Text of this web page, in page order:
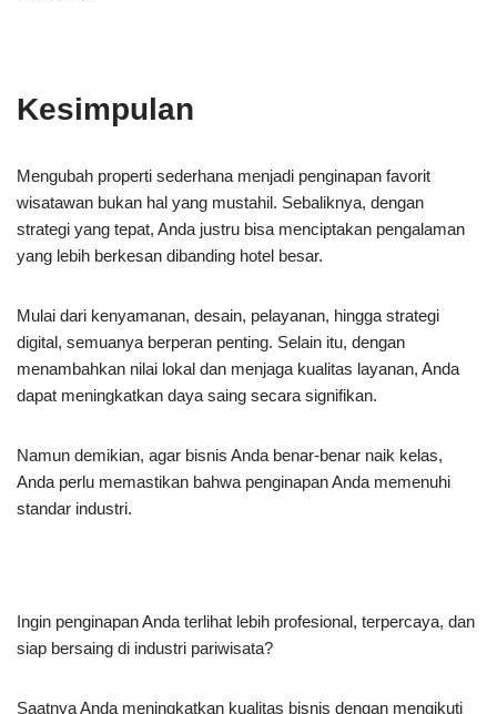
Kesimpulan
Mengubah properti sederhana menjadi penginapan favorit
wisatawan bukan hal yang mustahil. Sebaliknya, dengan
strategi yang tepat, Anda justru bisa menciptakan pengalaman
yang lebih berkesan dibanding hotel besar.
Mulai dari kenyamanan, desain, pelayanan, hingga strategi
digital, semuanya berperan penting. Selain itu, dengan
menambahkan nilai lokal dan menjaga kualitas layanan, Anda
dapat meningkatkan daya saing secara signifikan.
Namun demikian, agar bisnis Anda benar-benar naik kelas,
Anda perlu memastikan bahwa penginapan Anda memenuhi
standar industri.
Ingin penginapan Anda terlihat lebih profesional, terpercaya, dan
siap bersaing di industri pariwisata?
Saatnya Anda meningkatkan kualitas bisnis dengan mengikuti